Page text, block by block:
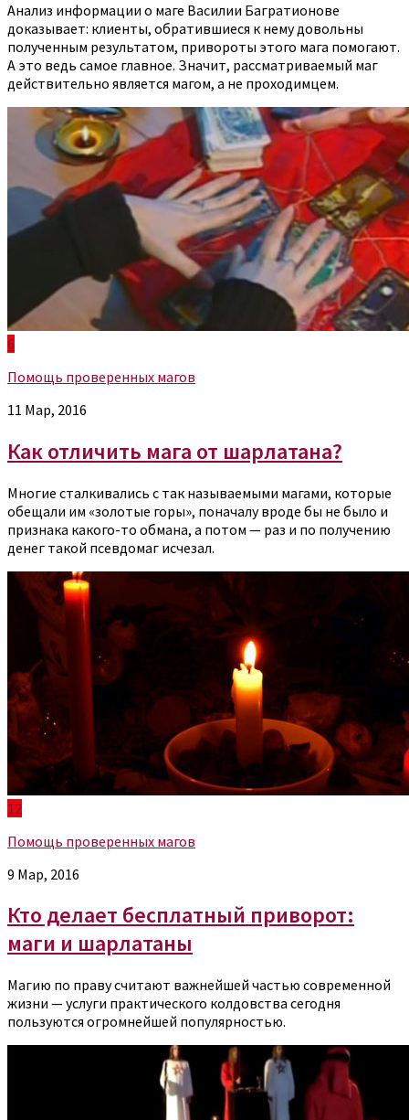
Анализ информации о маге Василии Багратионове
доказывает: клиенты, обратившиеся к нему довольны
полученным результатом, привороты этого мага помогают.
А это ведь самое главное. Значит, рассматриваемый маг
действительно является магом, а не проходимцем.
6
Помощь проверенных магов
11 Мар, 2016
Как отличить мага от шарлатана?
Многие сталкивались с так называемыми магами, которые
обещали им «золотые горы», поначалу вроде бы не было и
признака какого-то обмана, а потом — раз и по получению
денег такой псевдомаг исчезал.
12
Помощь проверенных магов
9 Мар, 2016
Кто делает бесплатный приворот:
маги и шарлатаны
Магию по праву считают важнейшей частью современной
жизни — услуги практического колдовства сегодня
пользуются огромнейшей популярностью.